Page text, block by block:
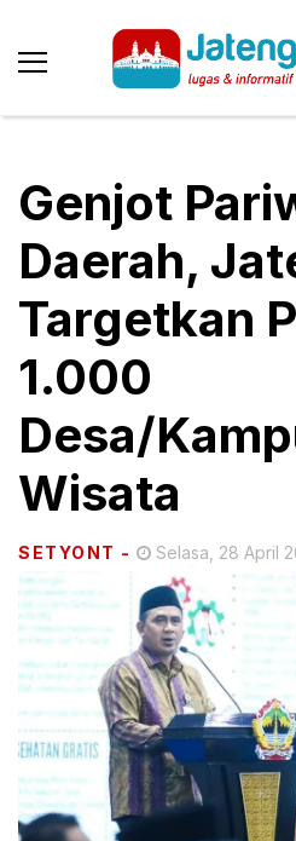
Genjot
Daerah,
Targetkan
1.000
Desa/
Wisata
SETYONT - Selasa, 28 April